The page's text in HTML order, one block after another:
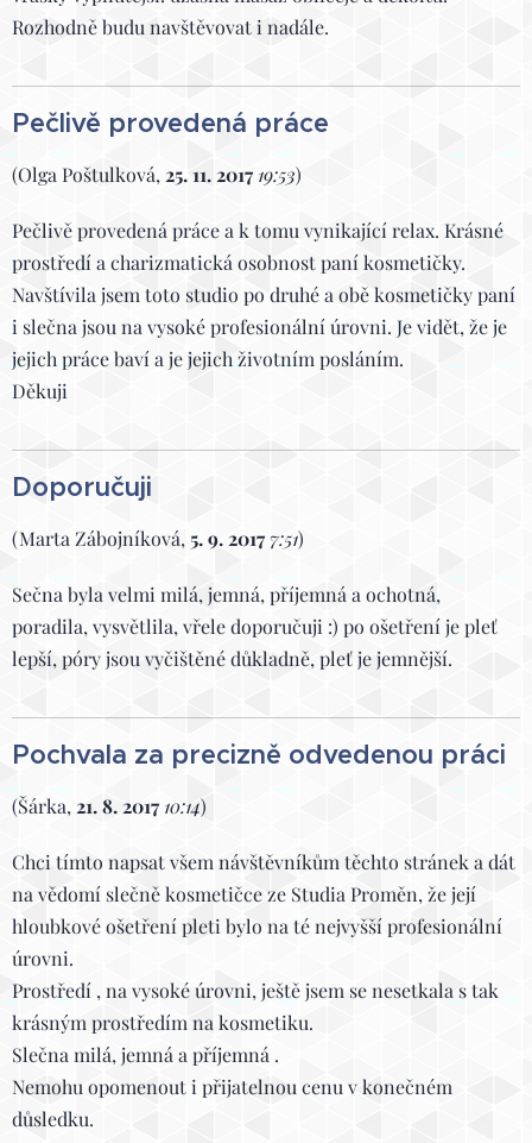
Rozhodně budu navštěvovat i nadále.
Pečlivě provedená práce
(Olga Poštulková,25. 11. 2017 19:53)
Pečlivě provedená práce a k tomu vynikající relax. Krásné
prostředí a charizmatická osobnost paní kosmetičky.
Navštívila jsem toto studio po druhé a obě kosmetičky paní
i slečna jsou na vysoké profesionální úrovni. Je vidět, že je
jejich práce baví a je jejich životním posláním.
Děkuji
Doporučuji
(Marta Zábojníková, 5. 9. 20177:51)
Sečna byla velmi milá, jemná, příjemná a ochotná,
poradila, vysvětlila, vřele doporučuji :) po ošetření je pleť
lepší, póry jsou vyčištěné důkladně, pleť je jemnější.
Pochvala za precizně odvedenou práci
(Šárka,21. 8. 2017 10:14)
Chci tímto napsat všem návštěvníkům těchto stránek a dát
na vědomí slečně kosmetičce ze Studia Proměn, že její
hloubkové ošetření pleti bylo na té nejvyšší profesionální
úrovni.
Prostředí , na vysoké úrovni, ještě jsem se nesetkala s tak
krásným prostředím na kosmetiku.
Slečna milá, jemná a příjemná .
Nemohu opomenout i přijatelnou cenu v konečném
důsledku.